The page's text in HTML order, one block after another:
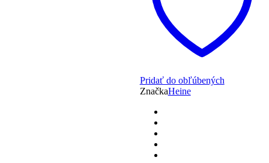
Pridať do obľúbených
ZnačkaHeine